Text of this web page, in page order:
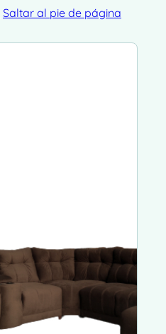
Saltar al pie de página